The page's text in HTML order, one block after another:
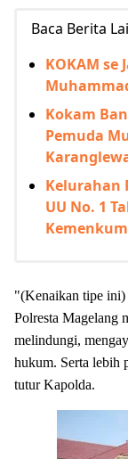
Baca Berita
KOKAM se
Kokam
Pemuda
Kelurahan
UU No. 1
Kemenkum
"(Kenaikan tipe ini)
Polresta Magelang
melindungi,
hukum. Serta lebih
tutur Kapolda.